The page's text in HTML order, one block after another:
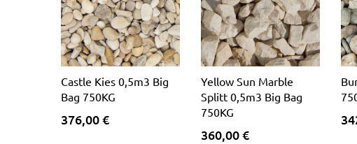
Castle Kies 0,5m3 Big
Bag 750KG
376,00 €
Yellow Sun Marble
Splitt 0,5m3 Big Bag
750KG
360,00 €